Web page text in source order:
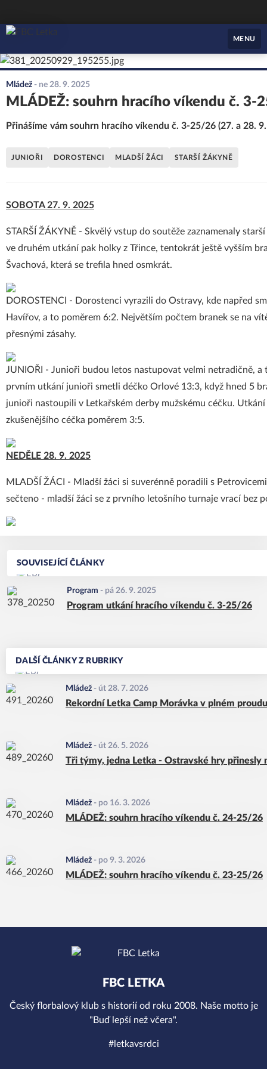
FBC Letka
MENU
DALŠÍ ČLÁNKY Z RUBRIKY
Mládež - út 28. 7. 2026
Rekordní Letka Camp Morávka v plném
Mládež - út 26. 5. 2026
Tři týmy, jedna Letka - Ostravské hry přinesly
Mládež - po 16. 3. 2026
MLÁDEŽ: souhrn hracího víkendu č. 24-25/26
Mládež - po 9. 3. 2026
MLÁDEŽ: souhrn hracího víkendu č. 23-25/26
Mládež - ne 28. 9. 2025
MLÁDEŽ: souhrn hracího víkendu č. 3-
Přinášíme vám souhrn hracího víkendu č. 3-25/26 (27. a 28.
JUNIOŘI DOROSTENCI MLADŠÍ ŽÁCI STARŠÍ ŽÁKYNĚ
SOBOTA 27. 9. 2025
STARŠÍ ŽÁKYNĚ - Skvělý vstup do soutěže zaznamenaly
ve druhém utkání pak holky z Třince, tentokrát ještě vyšším
Švachová, která se trefila hned osmkrát.
DOROSTENCI - Dorostenci vyrazili do Ostravy, kde napřed
Havířov, a to poměrem 6:2. Největším počtem branek se na
přesnými zásahy.
JUNIOŘI - Junioři budou letos nastupovat velmi netradičně,
prvním utkání junioři smetli déčko Orlové 13:3, když hned 5
junioři nastoupili v Letkařském derby mužskému céčku.
zkušenějšího céčka poměrem 3:5.
NEDĚLE 28. 9. 2025
MLADŠÍ ŽÁCI - Mladší žáci si suverénně poradili s
sečteno - mladší žáci se z prvního letošního turnaje vrací bez
SOUVISEJÍCÍ ČLÁNKY
Program - pá 26. 9. 2025
Program utkání hracího víkendu č. 3-25/26
FBC LETKA
Český florbalový klub s historií od roku 2008. Naše motto je
"Buď lepší než včera".
#letkavsrdci